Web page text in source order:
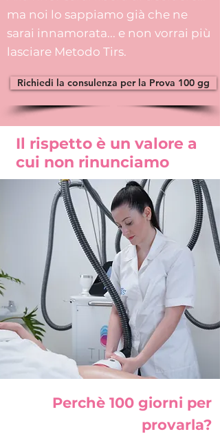
ma noi lo sappiamo già che ne
sarai innamorata... e non vorrai più
lasciare Metodo Tirs.
Richiedi la consulenza per la Prova 100 gg
Il rispetto è un valore a
cui non rinunciamo
Perchè 100 giorni per
provarla?